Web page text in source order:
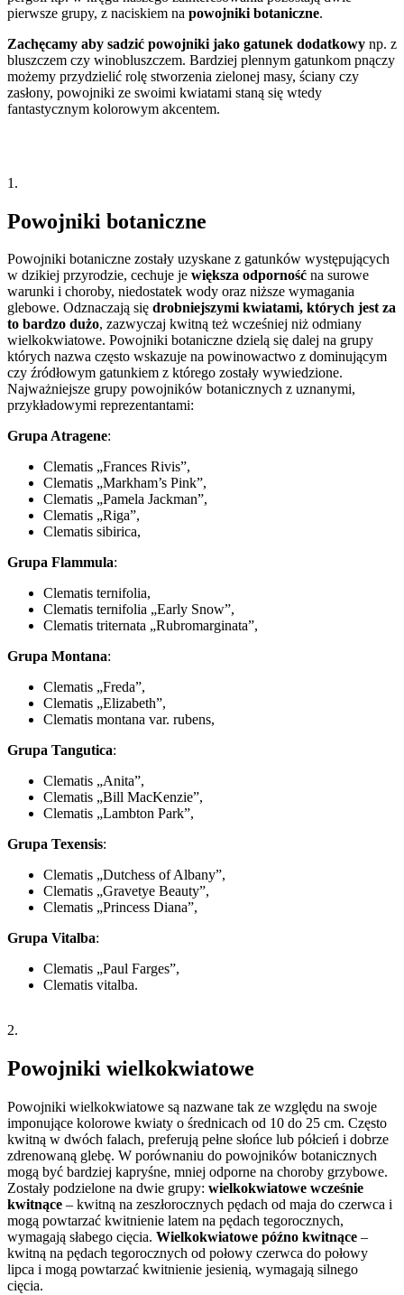
pierwsze grupy, z naciskiem na powojniki botaniczne.
Zachęcamy aby sadzić powojniki jako gatunek dodatkowy np. z
bluszczem czy winobluszczem. Bardziej plennym gatunkom pnączy
możemy przydzielić rolę stworzenia zielonej masy, ściany czy
zasłony, powojniki ze swoimi kwiatami staną się wtedy
fantastycznym kolorowym akcentem.
1.
Powojniki botaniczne
Powojniki botaniczne zostały uzyskane z gatunków występujących
w dzikiej przyrodzie, cechuje je większa odporność na surowe
warunki i choroby, niedostatek wody oraz niższe wymagania
glebowe. Odznaczają się drobniejszymi kwiatami, których jest za
to bardzo dużo, zazwyczaj kwitną też wcześniej niż odmiany
wielkokwiatowe. Powojniki botaniczne dzielą się dalej na grupy
których nazwa często wskazuje na powinowactwo z dominującym
czy źródłowym gatunkiem z którego zostały wywiedzione.
Najważniejsze grupy powojników botanicznych z uznanymi,
przykładowymi reprezentantami:
Grupa Atragene:
Clematis „Frances Rivis”,
Clematis „Markham’s Pink”,
Clematis „Pamela Jackman”,
Clematis „Riga”,
Clematis sibirica,
Grupa Flammula:
Clematis ternifolia,
Clematis ternifolia „Early Snow”,
Clematis triternata „Rubromarginata”,
Grupa Montana:
Clematis „Freda”,
Clematis „Elizabeth”,
Clematis montana var. rubens,
Grupa Tangutica:
Clematis „Anita”,
Clematis „Bill MacKenzie”,
Clematis „Lambton Park”,
Grupa Texensis:
Clematis „Dutchess of Albany”,
Clematis „Gravetye Beauty”,
Clematis „Princess Diana”,
Grupa Vitalba:
Clematis „Paul Farges”,
Clematis vitalba.
2.
Powojniki wielkokwiatowe
Powojniki wielkokwiatowe są nazwane tak ze względu na swoje
imponujące kolorowe kwiaty o średnicach od 10 do 25 cm. Często
kwitną w dwóch falach, preferują pełne słońce lub półcień i dobrze
zdrenowaną glebę. W porównaniu do powojników botanicznych
mogą być bardziej kapryśne, mniej odporne na choroby grzybowe.
Zostały podzielone na dwie grupy: wielkokwiatowe wcześnie
kwitnące – kwitną na zeszłorocznych pędach od maja do czerwca i
mogą powtarzać kwitnienie latem na pędach tegorocznych,
wymagają słabego cięcia. Wielkokwiatowe późno kwitnące –
kwitną na pędach tegorocznych od połowy czerwca do połowy
lipca i mogą powtarzać kwitnienie jesienią, wymagają silnego
cięcia.